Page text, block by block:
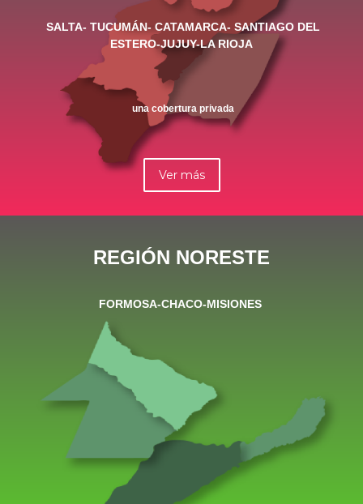
SALTA- TUCUMÁN- CATAMARCA- SANTIAGO DEL
ESTERO-JUJUY-LA RIOJA
una cobertura privada
Ver más
REGIÓN NORESTE
FORMOSA-CHACO-MISIONES